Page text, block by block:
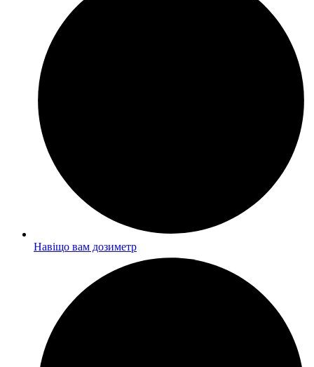
Навіщо вам дозиметр